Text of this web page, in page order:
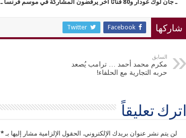
ـ جان لوك غودار و80 فنانًا آخر يرفضون المشاركة في موسم فرنسا ـ إسرائيل الثقافي.
شاركها Facebook
Twitter
السابق
مكرم محمد أحمد … ترامب يُصعد
حربه التجارية مع الحلفاء!
اترك تعليقاً
لن يتم نشر عنوان بريدك الإلكتروني. الحقول الإلزامية مشار إليها بـ*